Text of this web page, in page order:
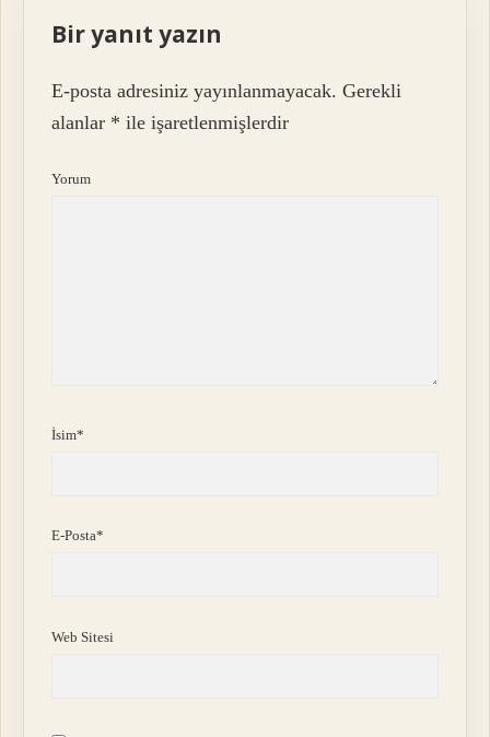
Bir yanıt yazın
E-posta adresiniz yayınlanmayacak. Gerekli
alanlar * ile işaretlenmişlerdir
Yorum
İsim*
E-Posta*
Web Sitesi